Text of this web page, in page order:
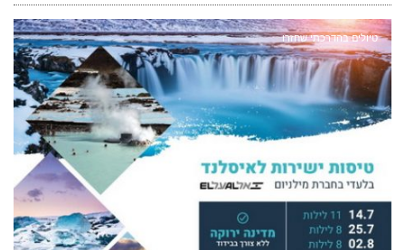
טיולים בהדרכתי שחזרו